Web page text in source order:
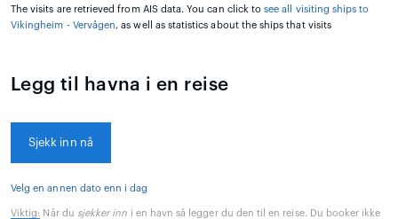
The visits are retrieved from AIS data. You can click tosee all visiting ships to
Vikingheim - Vervågen, as well as statistics about the ships that visits
Legg til havna i en reise
Sjekk inn nå
Velg en annen dato enn i dag
Viktig: Når du sjekker inn i en havn så legger du den til en reise. Du booker ikke